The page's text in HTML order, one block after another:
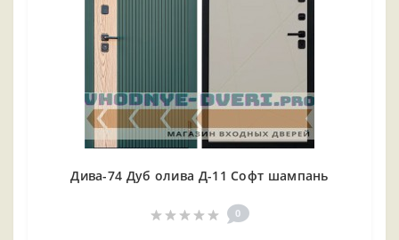
Дива-74 Дуб олива Д-11 Софт шампань
0